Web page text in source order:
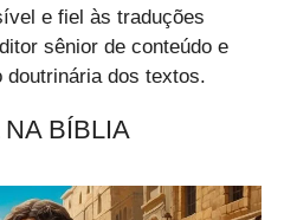
e fiel às traduções
sênior de conteúdo e
dos textos.
BÍBLIA